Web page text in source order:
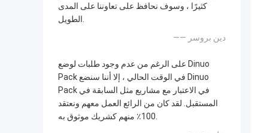
كثيرًا ، وسوف نحافظ على تعاوننا على المدى
الطويل.
—— دين بروسر
على الرغم من عدم وجود طلبات لوضع Dinuo
Pack في الوقت الحالي ، إلا أننا سنضع Dinuo
Pack في الاعتبار مع مشاريع مثل السابقة في
المستقبل. لقد كان من الرائع العمل معهم ونعتقد
100٪ منهم كشريك موثوق به.